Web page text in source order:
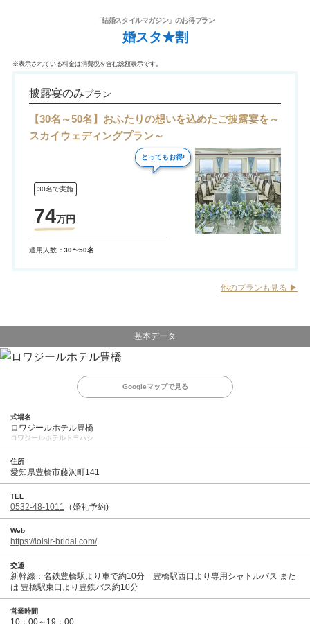
「結婚スタイルマガジン」のお得プラン
婚スタ★割
※表示されている料金は消費税を含む総額表示です。
披露宴のみプラン
【30名～50名】おふたりの想いを込めたご披露宴を～
スカイウェディングプラン～
30名で実施
74万円
とってもお得!
適用人数 30〜50名
他のプランも見る ▶︎
基本データ
Googleマップで見る
式場名
ロワジールホテル豊橋
ロワジールホテルトヨハシ
住所
愛知県豊橋市藤沢町141
TEL
0532-48-1011 （婚礼予約)
Web
https://loisir-bridal.com/
交通
新幹線：名鉄豊橋駅より車で約10分 豊橋駅西口より専用シャトルバス また
は 豊橋駅東口より豊鉄バス約10分
営業時間
10：00～19：00